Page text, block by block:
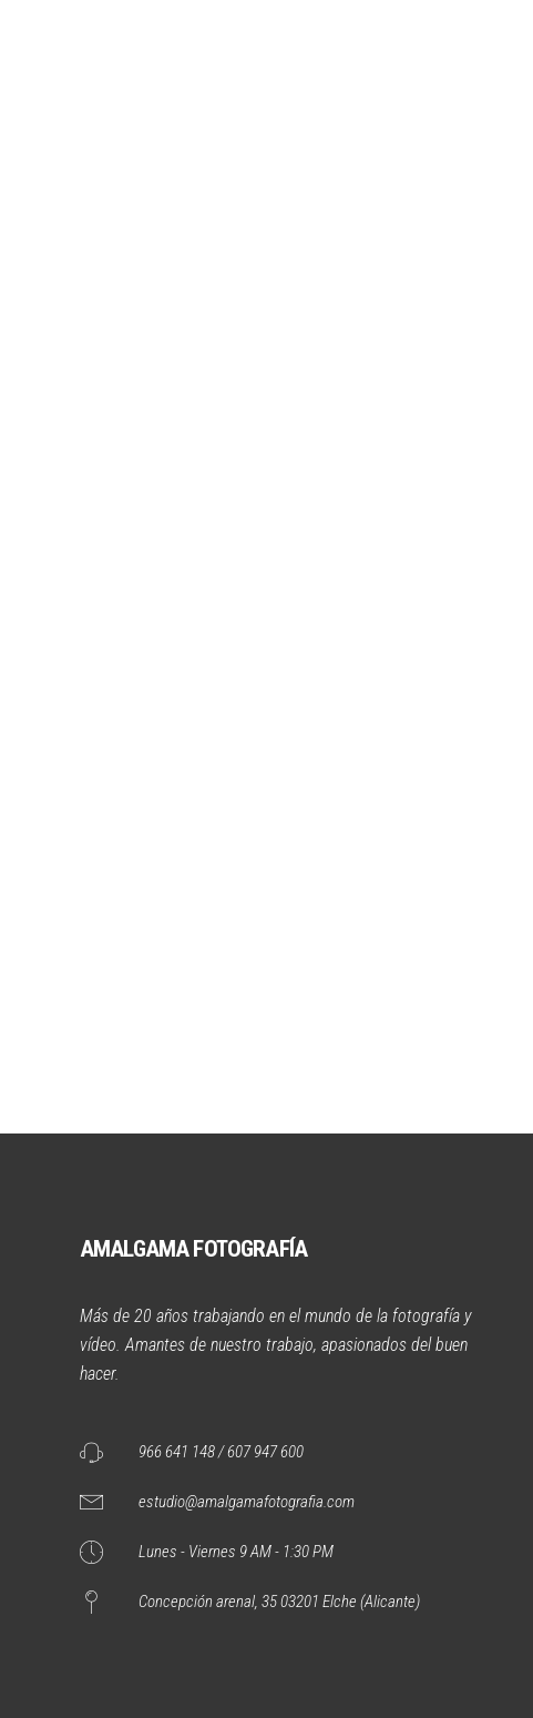
AMALGAMA FOTOGRAFÍA
Más de 20 años trabajando en el mundo de la fotografía y
vídeo. Amantes de nuestro trabajo, apasionados del buen
hacer.
966 641 148 / 607 947 600
estudio@amalgamafotografia.com
Lunes - Viernes 9 AM - 1:30 PM
Concepción arenal, 35 03201 Elche (Alicante)